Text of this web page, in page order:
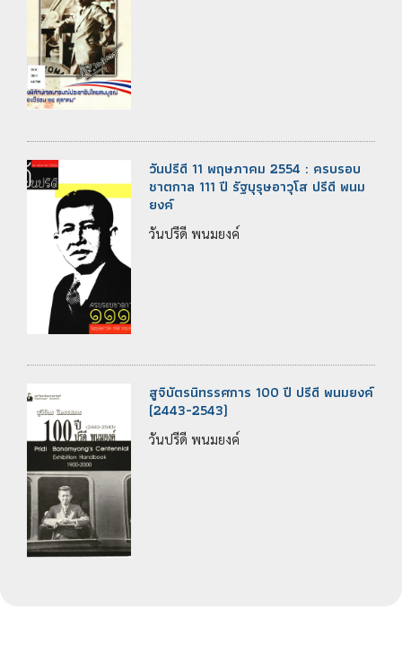
วันปรีดี 11 พฤษภาคม 2554 : ครบรอบ
ชาตกาล 111 ปี รัฐบุรุษอาวุโส ปรีดี พนม
ยงค์
วันปรีดี พนมยงค์
สูจิบัตรนิทรรศการ 100 ปี ปรีดี พนมยงค์
(2443-2543)
วันปรีดี พนมยงค์